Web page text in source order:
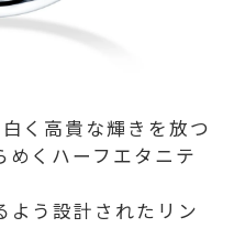
く高貴な輝きを放つ
めくハーフエタニテ
よう設計されたリン